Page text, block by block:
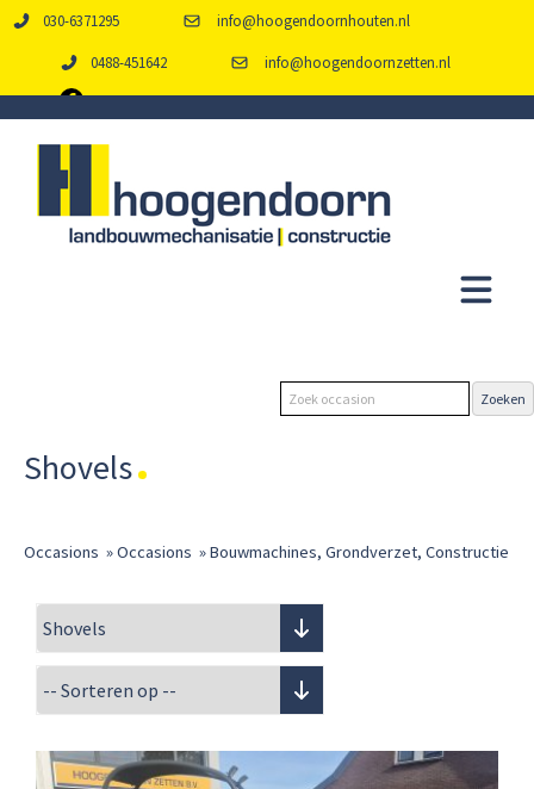
030-6371295 info@hoogendoornhouten.nl
0488-451642 info@hoogendoornzetten.nl
Shovels
Occasions »Occasions »Bouwmachines, Grondverzet, Constructie